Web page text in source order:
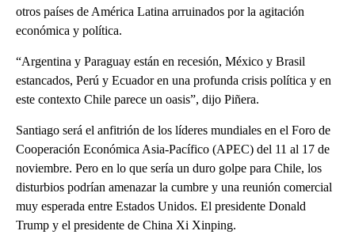
otros países de América Latina arruinados por la agitación
económica y política.
“Argentina y Paraguay están en recesión, México y Brasil
estancados, Perú y Ecuador en una profunda crisis política y en
este contexto Chile parece un oasis”, dijo Piñera.
Santiago será el anfitrión de los líderes mundiales en el Foro de
Cooperación Económica Asia-Pacífico (APEC) del 11 al 17 de
noviembre. Pero en lo que sería un duro golpe para Chile, los
disturbios podrían amenazar la cumbre y una reunión comercial
muy esperada entre Estados Unidos. El presidente Donald
Trump y el presidente de China Xi Xinping.